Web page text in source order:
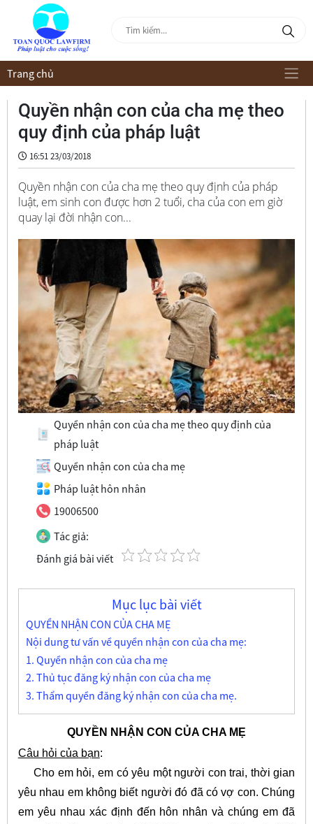
Trang chủ
Quyền nhận con của cha mẹ theo
quy định của pháp luật
16:51 23/03/2018
Quyền nhận con của cha mẹ theo quy định của pháp
luật, em sinh con được hơn 2 tuổi, cha của con em giờ
quay lại đời nhận con...
Quyền nhận con của cha mẹ theo quy định của
pháp luật
Quyền nhận con của cha mẹ
Pháp luật hôn nhân
19006500
Tác giả:
Đánh giá bài viết
Mục lục bài viết
QUYỀN NHẬN CON CỦA CHA MẸ
Nội dung tư vấn về quyền nhận con của cha mẹ:
1. Quyền nhận con của cha mẹ
2. Thủ tục đăng ký nhận con của cha mẹ
3. Thẩm quyền đăng ký nhận con của cha mẹ.
QUYỀN NHẬN CON CỦA CHA MẸ
Câu hỏi của bạn:
Cho em hỏi, em có yêu một người con trai, thời gian
yêu nhau em không biết người đó đã có vợ con. Chúng
em yêu nhau xác định đến hôn nhân và chúng em đã